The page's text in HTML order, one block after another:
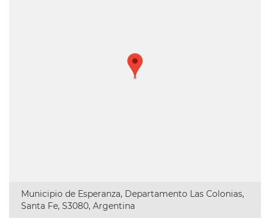
Municipio de Esperanza, Departamento Las Colonias,
Santa Fe, S3080, Argentina